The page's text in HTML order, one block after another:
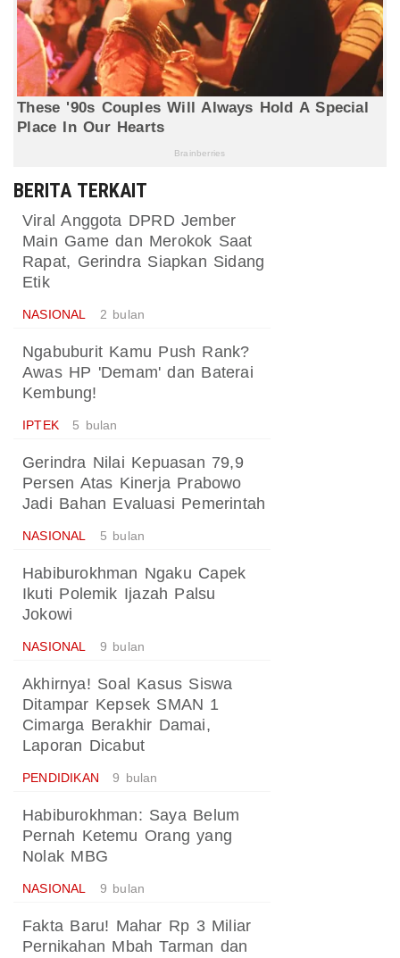
BERITA TERKAIT
Viral Anggota DPRD Jember
Main Game dan Merokok Saat
Rapat, Gerindra Siapkan Sidang
Etik
NASIONAL 2 bulan
Ngabuburit Kamu Push Rank?
Awas HP 'Demam' dan Baterai
Kembung!
IPTEK 5 bulan
Gerindra Nilai Kepuasan 79,9
Persen Atas Kinerja Prabowo
Jadi Bahan Evaluasi Pemerintah
NASIONAL 5 bulan
Habiburokhman Ngaku Capek
Ikuti Polemik Ijazah Palsu
Jokowi
NASIONAL 9 bulan
Akhirnya! Soal Kasus Siswa
Ditampar Kepsek SMAN 1
Cimarga Berakhir Damai,
Laporan Dicabut
PENDIDIKAN 9 bulan
Habiburokhman: Saya Belum
Pernah Ketemu Orang yang
Nolak MBG
NASIONAL 9 bulan
Fakta Baru! Mahar Rp 3 Miliar
Pernikahan Mbah Tarman dan